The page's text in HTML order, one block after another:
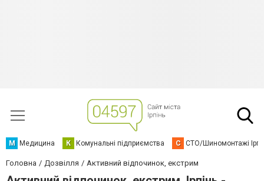
М Медицина К Комунальні підприємства С СТО/Шиномонтажі
Головна Дозвілля Активний відпочинок, екстрим